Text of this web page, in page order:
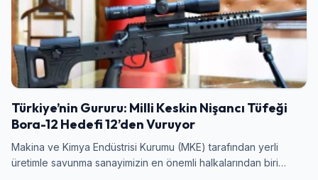
Türkiye’nin Gururu: Milli Keskin Nişancı Tüfeği
Bora-12 Hedefi 12’den Vuruyor
Makina ve Kimya Endüstrisi Kurumu (MKE) tarafından yerli
üretimle savunma sanayimizin en önemli halkalarından biri…
Giriş Yap
Kullanıcı Adı veya E-posta